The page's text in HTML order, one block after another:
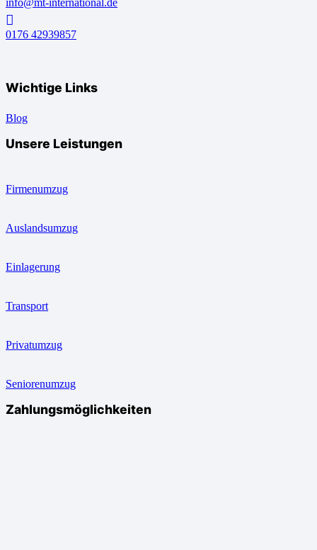
info@mt-international.de
0176 42939857
Wichtige Links
Blog
Unsere Leistungen
Firmenumzug
Auslandsumzug
Einlagerung
Transport
Privatumzug
Seniorenumzug
Zahlungsmöglichkeiten